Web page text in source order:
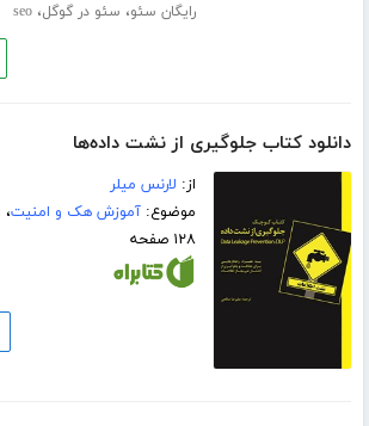
رایگان سئو، سئو در گوگل،seo
دانلود کتاب جلوگیری از نشت داده‌ها
از: لارنس میلر
موضوع:آموزش هک و امنیت،
۱۲۸ صفحه